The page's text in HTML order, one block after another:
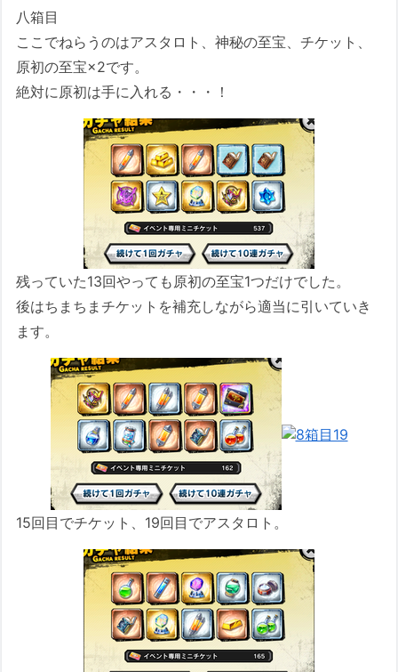
八箱目
ここでねらうのはアスタロト、神秘の至宝、チケット、
原初の至宝×2です。
絶対に原初は手に入れる・・・！
残っていた13回やっても原初の至宝1つだけでした。
後はちまちまチケットを補充しながら適当に引いていき
ます。
15回目でチケット、19回目でアスタロト。